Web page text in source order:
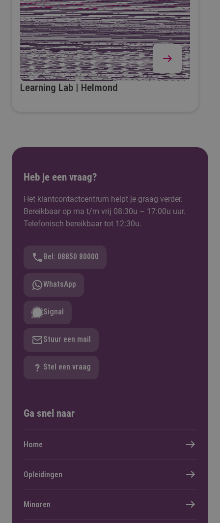
Learning Lab | Helmond
Heb je een vraag?
Het klantcontactcentrum helpt je graag verder.
Bereikbaar op ma t/m vrij 08:30u – 17:00u uur.
Telefonisch bereikbaar tot 12:30u.
Bel: 08850 80000
WhatsApp
Signal
Stuur een mail
Stel een vraag
Ga snel naar
Home
Opleidingen
Minoren